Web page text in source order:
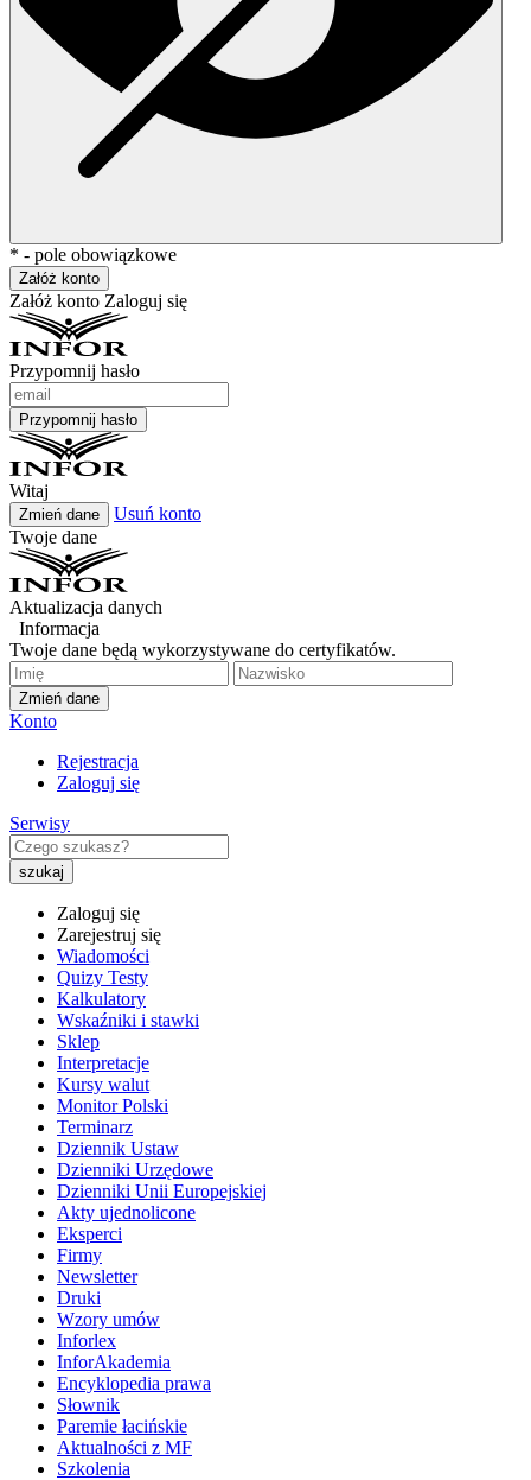
* - pole obowiązkowe
Załóż konto
Załóż konto Zaloguj się
Przypomnij hasło
Przypomnij hasło
Witaj
Zmień dane
Usuń konto
Twoje dane
Aktualizacja danych
Informacja
Twoje dane będą wykorzystywane do certyfikatów.
Zmień dane
Konto
Rejestracja
Zaloguj się
Serwisy
Zaloguj się
Zarejestruj się
Wiadomości
Quizy Testy
Kalkulatory
Wskaźniki i stawki
Sklep
Interpretacje
Kursy walut
Monitor Polski
Terminarz
Dziennik Ustaw
Dzienniki Urzędowe
Dzienniki Unii Europejskiej
Akty ujednolicone
Eksperci
Firmy
Newsletter
Druki
Wzory umów
Inforlex
InforAkademia
Encyklopedia prawa
Słownik
Paremie łacińskie
Aktualności z MF
Szkolenia